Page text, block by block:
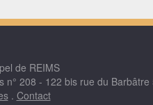
de REIMS
208 - 122 bis rue du Barbâtre
. Contact